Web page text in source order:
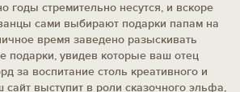
годы стремительно несутся, и вскоре
сами выбирают подарки папам на
время заведено разыскивать
подарки, увидев которые ваш отец
за воспитание столь креативного и
выступит в роли сказочного эльфа,